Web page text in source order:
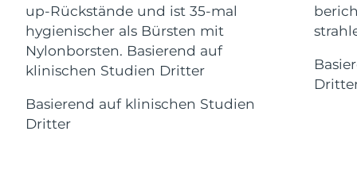
up-Rückstände und ist 35-mal
hygienischer als Bürsten mit
Nylonborsten. Basierend auf
klinischen Studien Dritter
Basierend auf klinischen Studien
Dritter
FOREO APP
ÜBER
Jersey Erwartete Lieferung 8/16/26
Kasachstan Erwartete Lieferung
8/11/26
Lettland